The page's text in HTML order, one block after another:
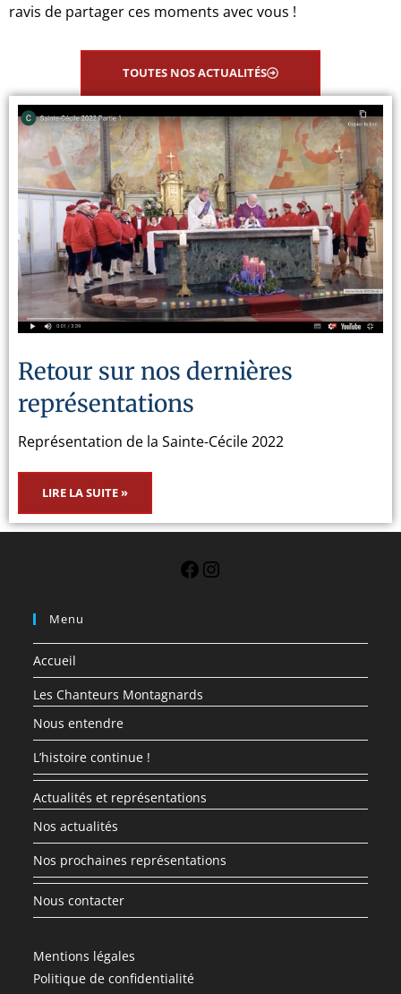
ravis de partager ces moments avec vous !
TOUTES NOS ACTUALITÉS
Retour sur nos dernières
représentations
Représentation de la Sainte-Cécile 2022
LIRE LA SUITE »
Menu
Accueil
Les Chanteurs Montagnards
Nous entendre
L’histoire continue !
Actualités et représentations
Nos actualités
Nos prochaines représentations
Nous contacter
Mentions légales
Politique de confidentialité